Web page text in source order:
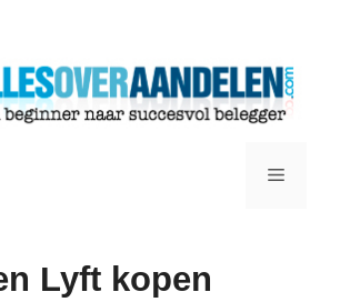
Menu
Lyft kopen